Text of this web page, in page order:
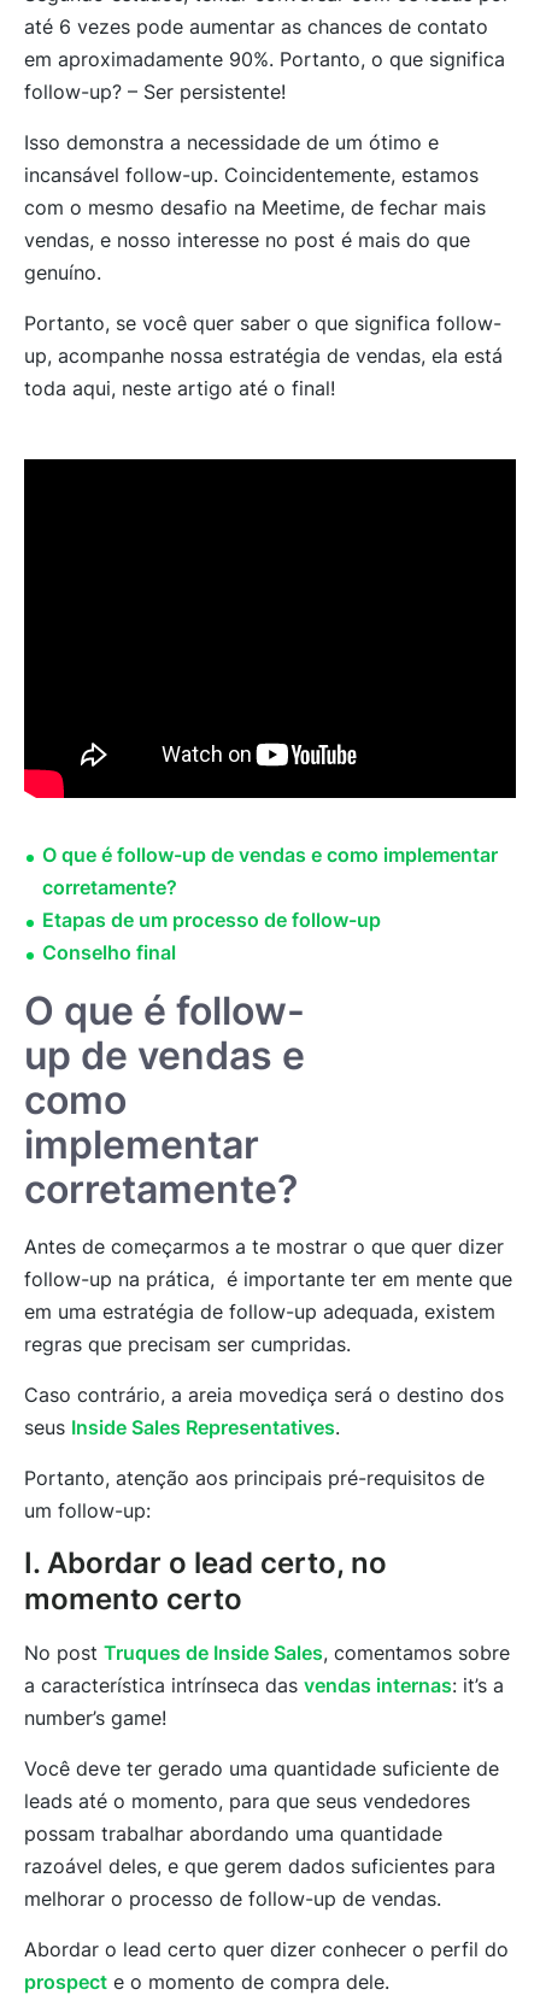
até 6 vezes pode aumentar as chances de contato
em aproximadamente 90%. Portanto, o que significa
follow-up? – Ser persistente!
Isso demonstra a necessidade de um ótimo e
incansável follow-up. Coincidentemente, estamos
com o mesmo desafio na Meetime, de fechar mais
vendas, e nosso interesse no post é mais do que
genuíno.
Portanto, se você quer saber o que significa follow-
up, acompanhe nossa estratégia de vendas, ela está
toda aqui, neste artigo até o final!
O que é follow-up de vendas e como implementar
corretamente?
Etapas de um processo de follow-up
Conselho final
O que é follow-
up de vendas e
como
implementar
corretamente?
Antes de começarmos a te mostrar o que quer dizer
follow-up na prática, é importante ter em mente que
em uma estratégia de follow-up adequada, existem
regras que precisam ser cumpridas.
Caso contrário, a areia movediça será o destino dos
seus Inside Sales Representatives.
Portanto, atenção aos principais pré-requisitos de
um follow-up:
I. Abordar o lead certo, no
momento certo
No post Truques de Inside Sales, comentamos sobre
a característica intrínseca das vendas internas: it’s a
number’s game!
Você deve ter gerado uma quantidade suficiente de
leads até o momento, para que seus vendedores
possam trabalhar abordando uma quantidade
razoável deles, e que gerem dados suficientes para
melhorar o processo de follow-up de vendas.
Abordar o lead certo quer dizer conhecer o perfil do
prospect e o momento de compra dele.